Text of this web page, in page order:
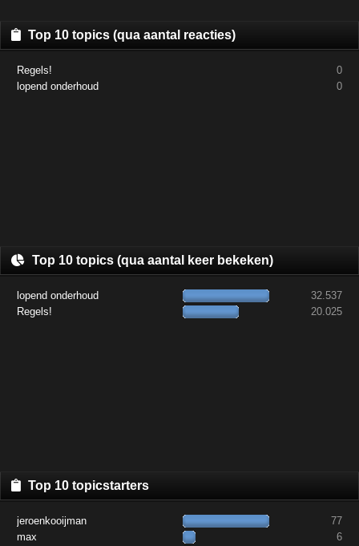
Top 10 topics (qua aantal reacties)
Regels!
0
lopend onderhoud
0
Top 10 topics (qua aantal keer bekeken)
lopend onderhoud
32.537
Regels!
20.025
Top 10 topicstarters
jeroenkooijman
77
max
6